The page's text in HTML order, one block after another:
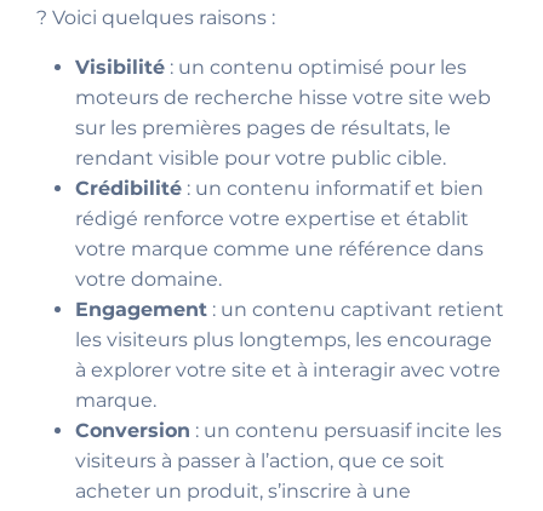
? Voici quelques raisons :
Visibilité : un contenu optimisé pour les
moteurs de recherche hisse votre site web
sur les premières pages de résultats, le
rendant visible pour votre public cible.
Crédibilité : un contenu informatif et bien
rédigé renforce votre expertise et établit
votre marque comme une référence dans
votre domaine.
Engagement : un contenu captivant retient
les visiteurs plus longtemps, les encourage
à explorer votre site et à interagir avec votre
marque.
Conversion : un contenu persuasif incite les
visiteurs à passer à l’action, que ce soit
acheter un produit, s’inscrire à une